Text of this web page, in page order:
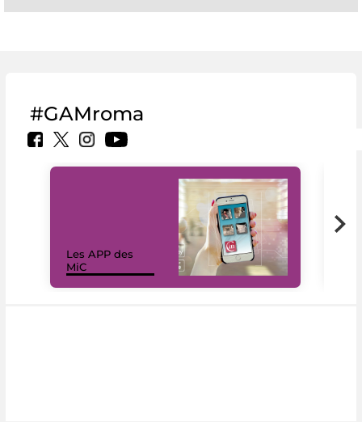
#GAMroma
Les APP des
MiC